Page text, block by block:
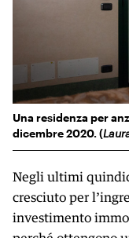
Una residenza per
dicembre 2020. (
Negli ultimi
cresciuto per
investimento